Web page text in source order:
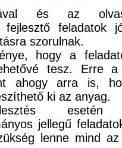
és az
fejlesztő feladatok
szorulnak.
hogy a
tesz. Erre
ahogy arra is,
ki az anyag.
esetén
jellegű
lenne mind